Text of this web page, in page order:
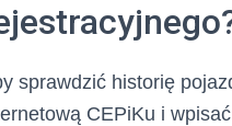
sprawdzić historię
CEPiKu i